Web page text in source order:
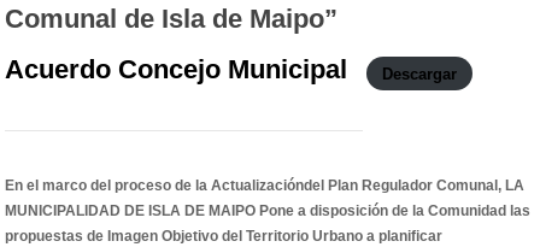
Comunal de Isla de Maipo”
Acuerdo Concejo Municipal
Descargar
En el marco del proceso de la Actualizacióndel Plan Regulador Comunal, LA
MUNICIPALIDAD DE ISLA DE MAIPO Pone a disposición de la Comunidad las
propuestas de Imagen Objetivo del Territorio Urbano a planificar